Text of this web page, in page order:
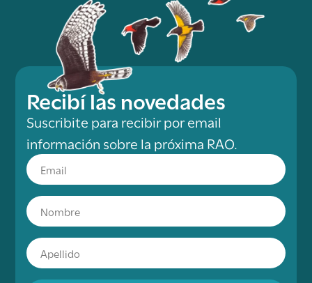
Recibí las novedades
Suscribite para recibir por email
información sobre la próxima RAO.